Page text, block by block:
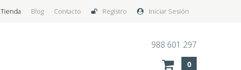
Iniciar Sesión
Registro
Tienda Blog Contacto
988 601 297
0